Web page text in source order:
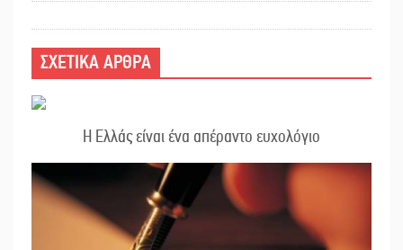
ΣΧΕΤΙΚΑ ΑΡΘΡΑ
Η Ελλάς είναι ένα απέραντο ευχολόγιο